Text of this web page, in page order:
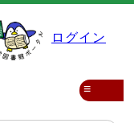
ログイン
≡